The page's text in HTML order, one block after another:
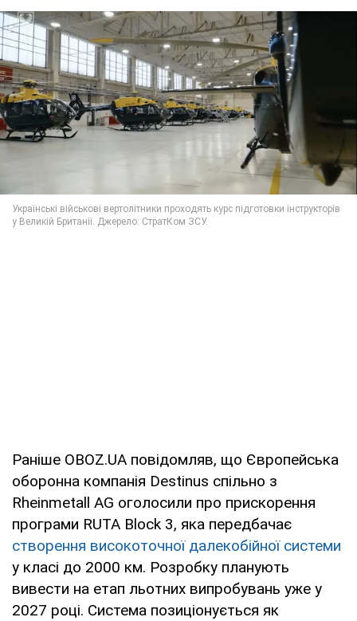
Раніше OBOZ.UA повідомляв, що Європейська
оборонна компанія Destinus спільно з
Rheinmetall AG оголосили про прискорення
програми RUTA Block 3, яка передбачає
створення високоточної далекобійної системи
у класі до 2000 км. Розробку планують
вивести на етап льотних випробувань уже у
2027 році. Система позиціонується як